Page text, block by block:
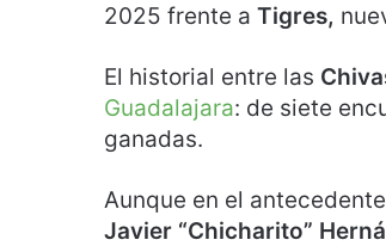
2025 frente a Tigres,
El historial entre las
Guadalajara: de siete
ganadas.
Aunque en el
Javier “Chicharito”